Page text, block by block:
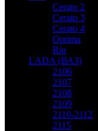
Cerato 2
Cerato 3
Cerato 4
Optima
Rio
LADA (ВАЗ)
2106
2107
2108
2109
2110-2112
2115